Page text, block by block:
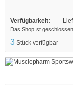
Verfügbarkeit:
Das Shop ist
3 Stück verfügbar